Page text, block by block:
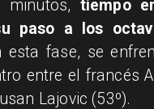
tiempo
paso a los
esta fase, se
entre el francés
Lajovic (53º).